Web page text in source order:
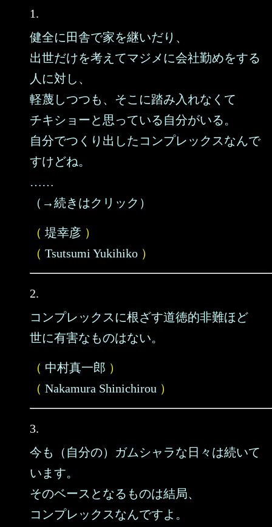
1.
健全に田舎で家を継いだり、
出世だけを考えてマジメに会社勤めをする
人に対し、
軽蔑しつつも、そこに踏み入れなくて
チキショーと思っている自分がいる。
自分でつくり出したコンプレックスなんで
すけどね。
……
（→続きはクリック）
（ 堤幸彦 ）
（ Tsutsumi Yukihiko ）
2.
コンプレックスに根ざす道徳的非難ほど
世に有害なものはない。
（ 中村真一郎 ）
（ Nakamura Shinichirou ）
3.
今も（自分の）ガムシャラな日々は続いて
います。
そのベースとなるものは結局、
コンプレックスなんですよ。